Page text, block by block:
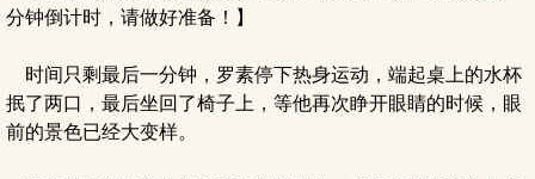
分钟倒计时，请做好准备！】
时间只剩最后一分钟，罗素停下热身运动，端起桌上的水杯
抿了两口，最后坐回了椅子上，等他再次睁开眼睛的时候，眼
前的景色已经大变样。